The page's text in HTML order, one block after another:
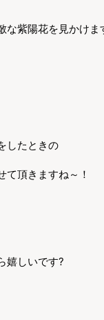
な紫陽花を見かけま
したときの
て頂きますね～！
嬉しいです?